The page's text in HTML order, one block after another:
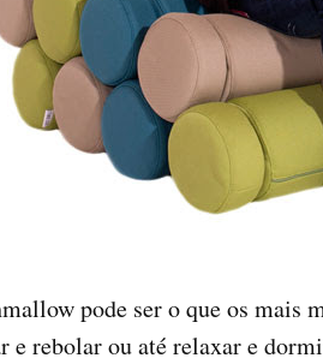
pode ser o que os mais
e rebolar ou até relaxar e